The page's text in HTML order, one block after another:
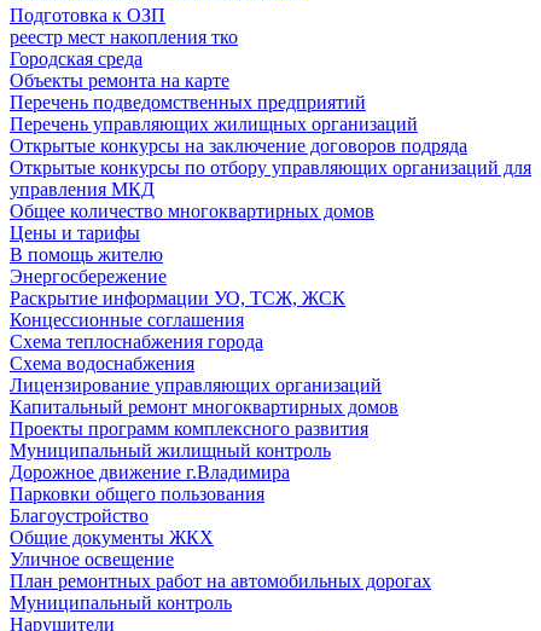
Подготовка к ОЗП
реестр мест накопления тко
Городская среда
Объекты ремонта на карте
Перечень подведомственных предприятий
Перечень управляющих жилищных организаций
Открытые конкурсы на заключение договоров подряда
Открытые конкурсы по отбору управляющих организаций для
управления МКД
Общее количество многоквартирных домов
Цены и тарифы
В помощь жителю
Энергосбережение
Раскрытие информации УО, ТСЖ, ЖСК
Концессионные соглашения
Схема теплоснабжения города
Схема водоснабжения
Лицензирование управляющих организаций
Капитальный ремонт многоквартирных домов
Проекты программ комплексного развития
Муниципальный жилищный контроль
Дорожное движение г.Владимира
Парковки общего пользования
Благоустройство
Общие документы ЖКХ
Уличное освещение
План ремонтных работ на автомобильных дорогах
Муниципальный контроль
Нарушители